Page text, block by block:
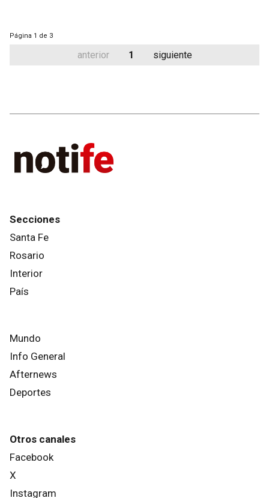
Página 1 de 3
anterior 1 siguiente
Secciones
Santa Fe
Rosario
Interior
País
Mundo
Info General
Afternews
Deportes
Otros canales
Facebook
X
Instagram